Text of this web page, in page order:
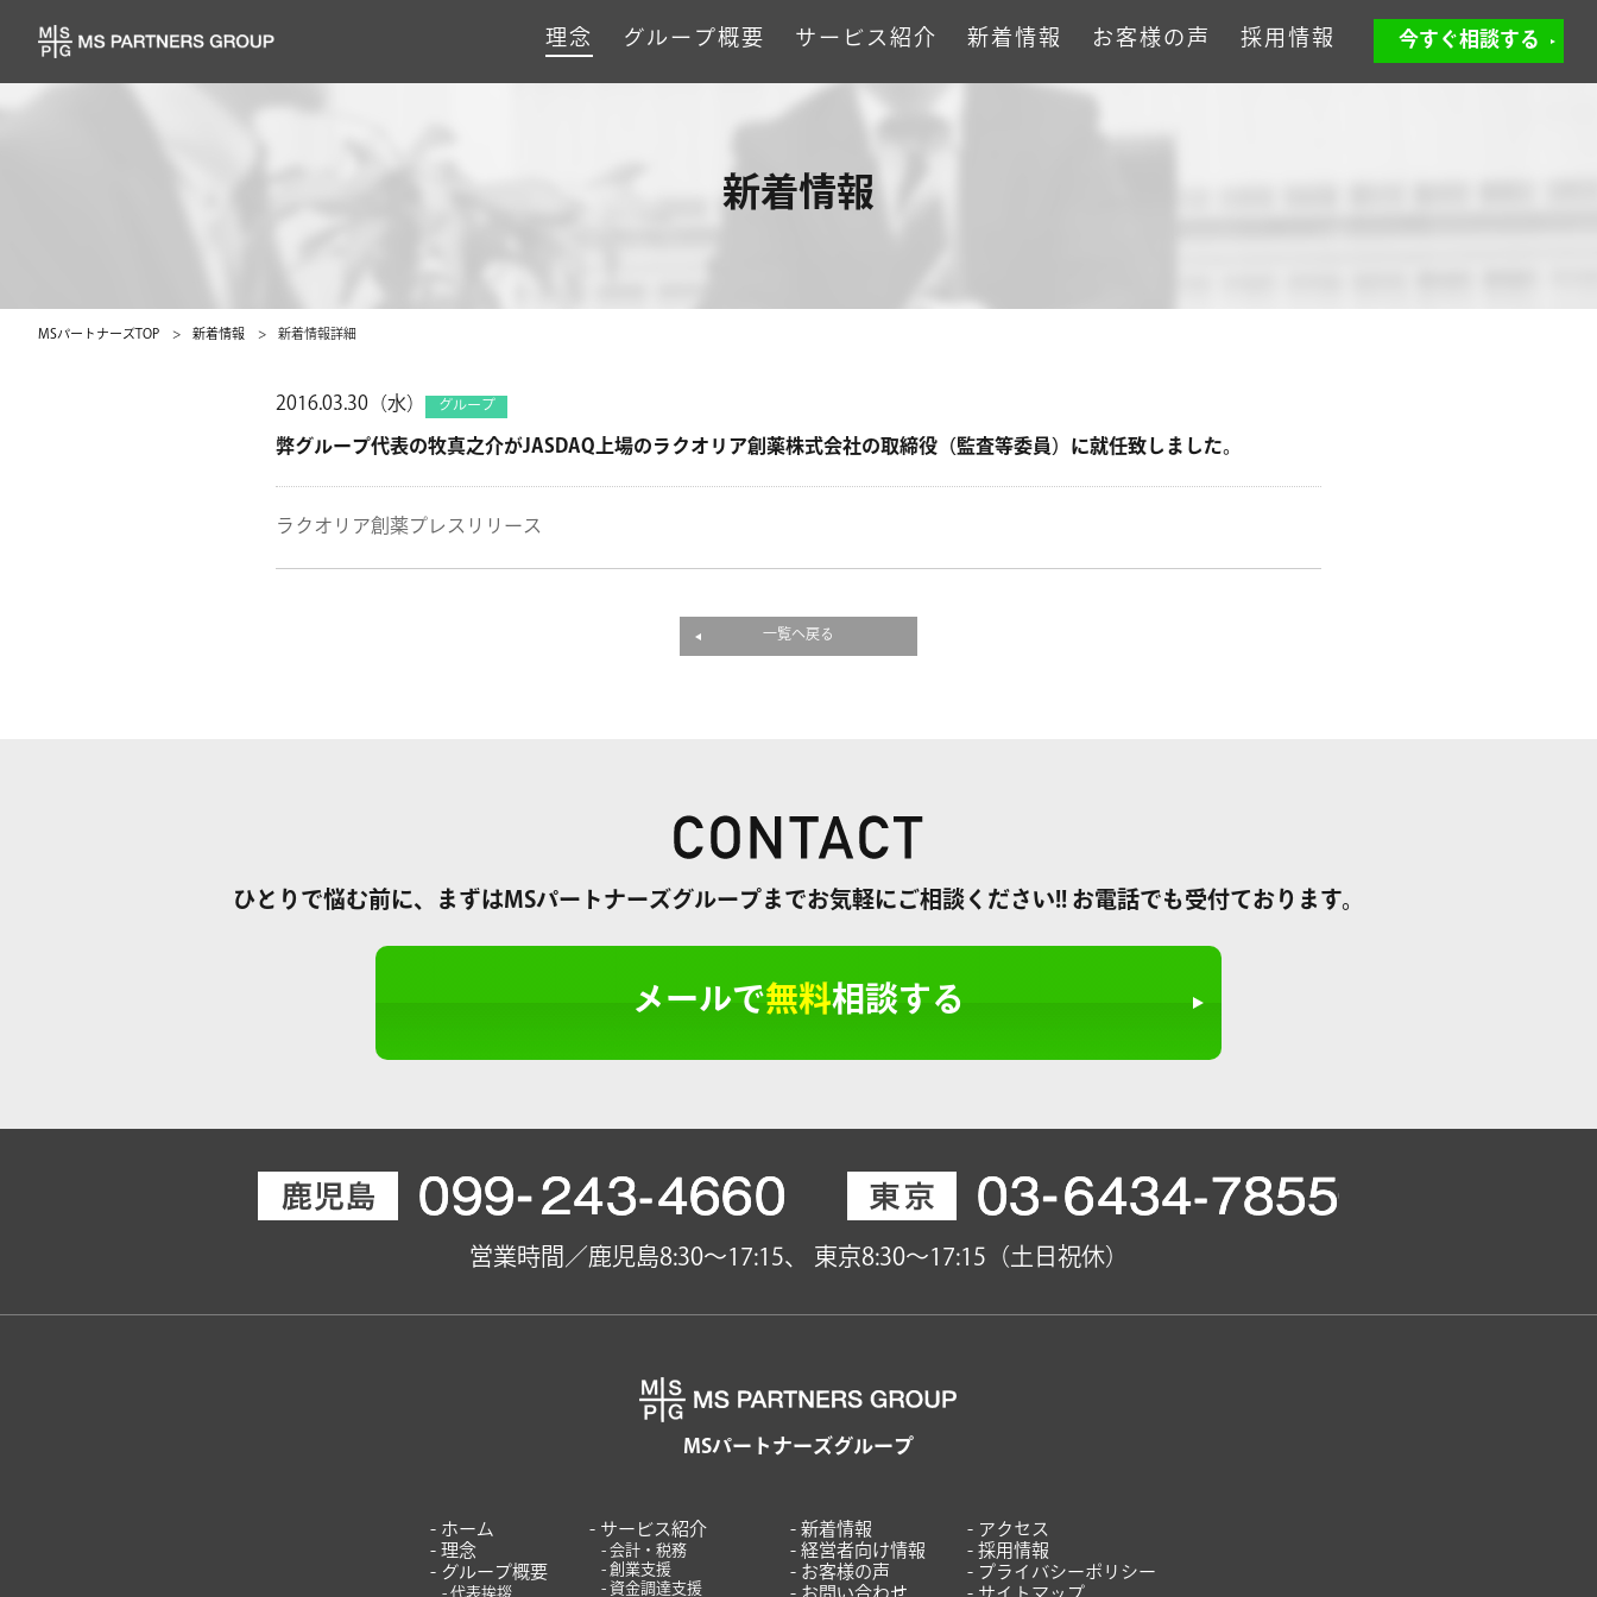
今すぐ相談する
採用情報
お客様の声
新着情報
サービス紹介
グループ概要
理念
新着情報
MSパートナーズTOP 新着情報 新着情報詳細
2016.03.30（水） グループ
弊グループ代表の牧真之介がJASDAQ上場のラクオリア創薬株式会社の取締役（監査等委員）に就任致しました。
ラクオリア創薬プレスリリース
一覧へ戻る
ひとりで悩む前に、まずはMSパートナーズグループまでお気軽にご相談ください!! お電話でも受付ております。
メールで無料相談する
営業時間／鹿児島8:30～17:15、 東京8:30～17:15（土日祝休）
MSパートナーズグループ
ホーム
理念
グループ概要
サービス紹介
会計・税務
創業支援
資金調達支援
新着情報
経営者向け情報
お客様の声
アクセス
採用情報
プライバシーポリシー